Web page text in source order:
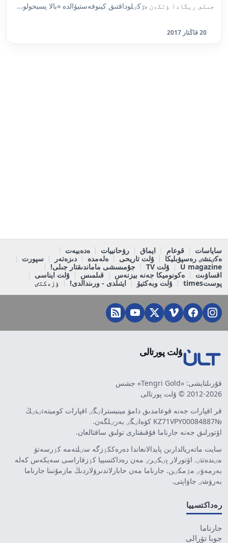
جىلى ريگادا ٶتكەن بٷكٸلوداقتىق كينوفەستيۆالدە «بالا پسيحولو...
20 قاڭتار 2017
ساياسات قوعام ايماق رۋحانييات
ەدەبيەت
ەكٸنشٸ رەسپۋبليكا
ۇلت تاريحى ەلەمدە دىزەتەر
سپورت
U magazine
ۇلت TV
جۇمىسشى ماماندىقتار جىلى!
اقساۋىت
ەكونوميكا جەنە بيزنەس قىلمىس
ۇلت ايناسى
پوستtimes
ۇلت وبەكتيۆ ايتىلدى - ورىندالدى! ٶزەكتٸ
ۇلت پورتالى
قۇرىلتايشى: «Tengri Gold» جشس
2012-2026 © ۇلت پورتالى
قر اقپارات جەنە قوعامدىق دامۋ مينيسترلٸگٸ اقپارات كوميتەتٸنٸڭ
№KZ71VPY00084887 كۋەلٸگٸ بەرٸلگەن.
اۆتورلىق جەنە جارناما قۇقىقتارى تولىق ساقتالعان.
سايت ماتەريالدارىن پايدالانعاندا دەرەككٶزگە سٸلتەمە كٶرسەتۋ
مٸندەتتٸ. اۆتورلار پٸكٸرٸ مەن رەداكتسييا كٶزقاراسى سەيكەس كەلە
بەرمەۋٸ مٷمكٸن. جارناما مەن حابارلاندىرۋلاردىڭ مازمۇنىنا جارناما
بەرۋشٸ جاۋاپتى.
رەداكتسييا
جارناما
جوبا تۋرالى